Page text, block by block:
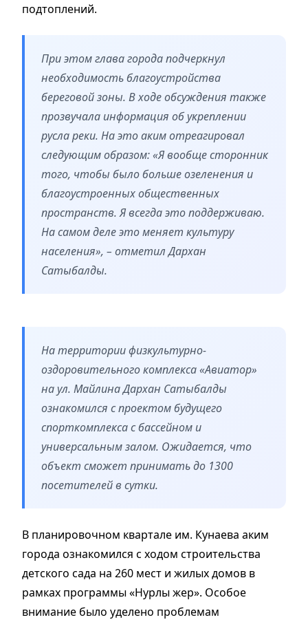
подтоплений.
При этом глава города подчеркнул
необходимость благоустройства
береговой зоны. В ходе обсуждения также
прозвучала информация об укреплении
русла реки. На это аким отреагировал
следующим образом: «Я вообще сторонник
того, чтобы было больше озеленения и
благоустроенных общественных
пространств. Я всегда это поддерживаю.
На самом деле это меняет культуру
населения», – отметил Дархан
Сатыбалды.
На территории физкультурно-
оздоровительного комплекса «Авиатор»
на ул. Майлина Дархан Сатыбалды
ознакомился с проектом будущего
спорткомплекса с бассейном и
универсальным залом. Ожидается, что
объект сможет принимать до 1300
посетителей в сутки.
В планировочном квартале им. Кунаева аким
города ознакомился с ходом строительства
детского сада на 260 мест и жилых домов в
рамках программы «Нурлы жер». Особое
внимание было уделено проблемам